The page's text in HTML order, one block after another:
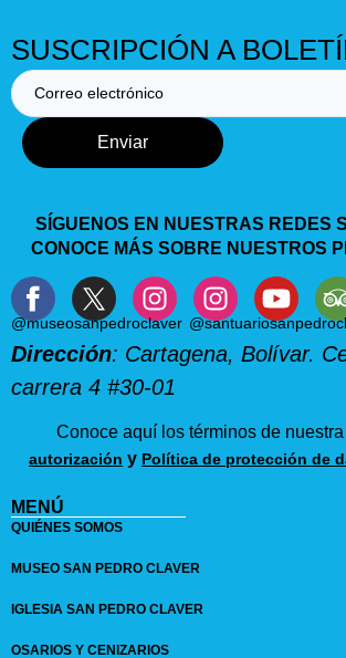
SUSCRIPCIÓN A
Enviar
SÍGUENOS EN NUESTRAS REDES
CONOCE MÁS SOBRE NUESTROS
@museosanpedroclaver
Dirección: Cartagena, Bolívar.
carrera 4 #30-01
Conoce aquí los términos de nuestra
autorización y Política de protección de
MENÚ
QUIÉNES SOMOS
MUSEO SAN PEDRO CLAVER
IGLESIA SAN PEDRO CLAVER
OSARIOS Y CENIZARIOS